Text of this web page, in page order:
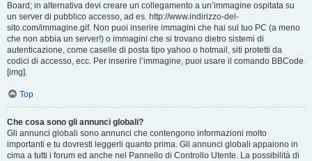
Board; in alternativa devi creare un collegamento a un’immagine ospitata su
un server di pubblico accesso, ad es. http://www.indirizzo-del-
sito.com/immagine.gif. Non puoi inserire immagini che hai sul tuo PC (a meno
che non abbia un server!) o immagini che si trovano dietro sistemi di
autenticazione, come caselle di posta tipo yahoo o hotmail, siti protetti da
codici di accesso, ecc. Per inserire l’immagine, puoi usare il comando BBCode
[img].
Top
Che cosa sono gli annunci globali?
Gli annunci globali sono annunci che contengono informazioni molto
importanti e tu dovresti leggerli quanto prima. Gli annunci globali appaiono in
cima a tutti i forum ed anche nel Pannello di Controllo Utente. La possibilità di